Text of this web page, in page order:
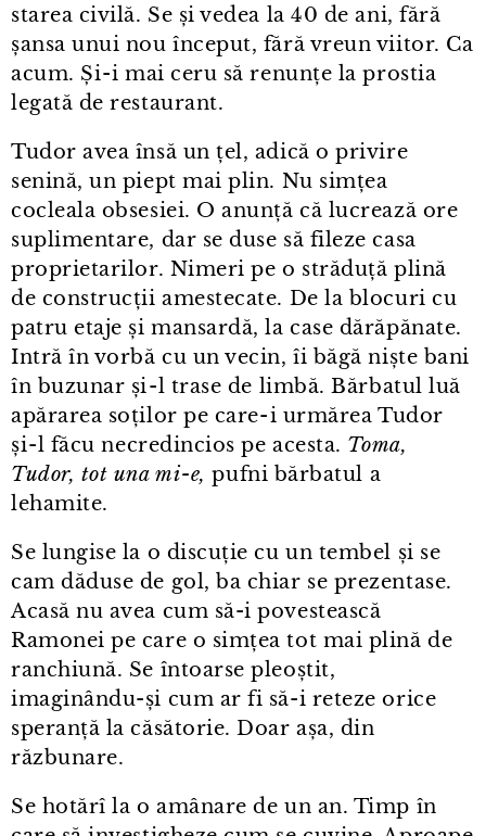
starea civilă. Se și vedea la 40 de ani, fără
șansa unui nou început, fără vreun viitor. Ca
acum. Și⁠-⁠i mai ceru să renunțe la prostia
legată de restaurant.
Tudor avea însă un țel, adică o privire
senină, un piept mai plin. Nu simțea
cocleala obsesiei. O anunță că lucrează ore
suplimentare, dar se duse să fileze casa
proprietarilor. Nimeri pe o străduță plină
de construcții amestecate. De la blocuri cu
patru etaje și mansardă, la case dărăpănate.
Intră în vorbă cu un vecin, îi băgă niște bani
în buzunar și⁠-⁠l trase de limbă. Bărbatul luă
apărarea soților pe care⁠-⁠i urmărea Tudor
și⁠-⁠l făcu necredincios pe acesta. Toma,
Tudor, tot una mi⁠-⁠e, pufni bărbatul a
lehamite.
Se lungise la o discuție cu un tembel și se
cam dăduse de gol, ba chiar se prezentase.
Acasă nu avea cum să-i povestească
Ramonei pe care o simțea tot mai plină de
ranchiună. Se întoarse pleoștit,
imaginându-și cum ar fi să-i reteze orice
speranță la căsătorie. Doar așa, din
răzbunare.
Se hotărî la o amânare de un an. Timp în